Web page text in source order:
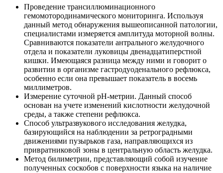
Проведение трансиллюминационного
гемомотородинамического мониторинга. Используя
данный метод обнаружения вышеописанной патологии,
специалистами измеряется амплитуда моторной волны.
Сравниваются показатели антрального желудочного
отдела и показатели луковицы двенадцатиперстной
кишки. Имеющаяся разница между ними и говорит о
развитии в организме гастродуоденального рефлюкса,
особенно если она превышает показатель в восемь
миллиметров.
Измерение суточной рН-метрии. Данный способ
основан на учете изменений кислотности желудочной
среды, а также степени рефлюкса.
Способ ультразвукового исследования желудка,
базирующийся на наблюдении за ретроградными
движениями пузырьков газа, направляющихся из
привратниковой зоны в центральную область желудка.
Метод билиметрии, представляющий собой изучение
полученных соскобов с поверхности языка на наличие